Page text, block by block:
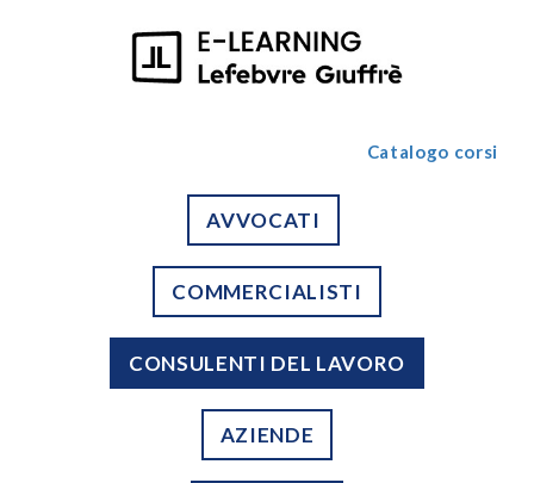
Catalogo corsi
AVVOCATI
COMMERCIALISTI
CONSULENTI DEL LAVORO
AZIENDE